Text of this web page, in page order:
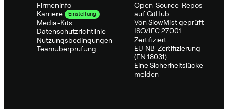
Firmeninfo
Karriere
Einstellung
Media-Kits
Datenschutzrichtlinie
Nutzungsbedingungen
Teamüberprüfung
Open-Source-Repos
auf GitHub
Von SlowMist geprüft
ISO/IEC 27001
Zertifiziert
EU NB-Zertifizierung
(EN 18031)
Eine Sicherheitslücke
melden